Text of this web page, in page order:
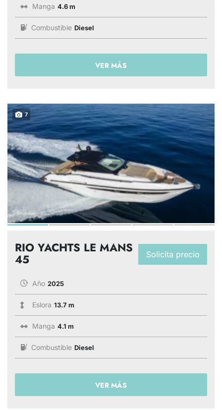
Manga 4.6 m
Combustible Diesel
VER MÁS
7
Solicita precio
RIO YACHTS LE MANS
45
Año 2025
Eslora 13.7 m
Manga 4.1 m
Combustible Diesel
VER MÁS